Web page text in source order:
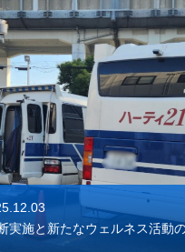
実施と新たなウェルネス活動